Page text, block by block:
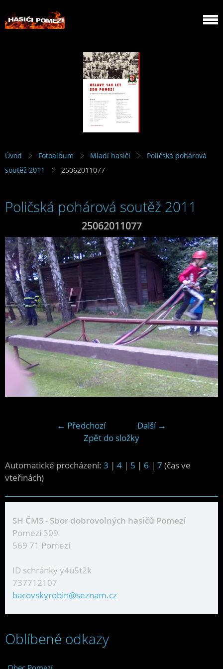
Úvod Fotoalbum Mladí hasiči
Poličská pohárová
soutěž 2011
25062011077
Poličská pohárová soutěž 2011
25062011077
← Předchozí
Další →
Zpět do složky
Automatické procházení: 3 | 4 | 5 | 6 | 7 (čas ve
vteřinách)
SH ČMS - Sbor dobrovolných hasičů Pomezí
Pomezí 309
569 71 Pomezí
ID schránky y4u5t2k
737712107
bacovskyrobin@seznam.cz
Oblíbené odkazy